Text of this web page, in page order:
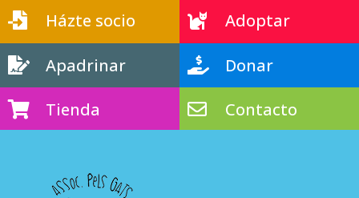
 Házte socio  Adoptar
 Apadrinar  Donar
 Tienda  Contacto